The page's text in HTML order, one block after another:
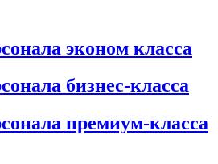
эконом класса
бизнес-класса
премиум-класса